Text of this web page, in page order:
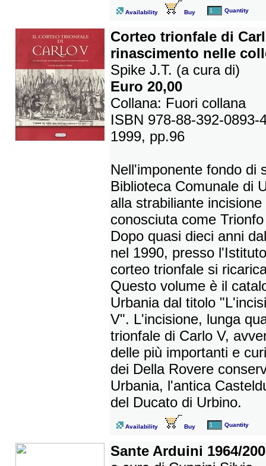
Availability Buy Quantity
Corteo trionfale di
rinascimento nelle
Spike J.T. (a cura di)
Euro 20,00
Collana: Fuori collana
ISBN 978-88-392-0893-
1999, pp.96
Nell'imponente fondo di
Biblioteca Comunale di
alla strabiliante
conosciuta come
Dopo quasi dieci anni
nel 1990, presso
corteo trionfale si
Questo volume è il
Urbania dal titolo
V". L'incisione, lunga
trionfale di Carlo V,
delle più importanti e
dei Della Rovere
Urbania, l'antica
del Ducato di Urbino.
Availability Buy Quantity
Sante Arduini 1964/